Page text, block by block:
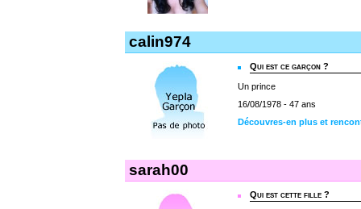
calin974
Qui est ce garçon ?
Un prince
16/08/1978 - 47 ans
Découvres-en plus et
sarah00
Qui est cette fille ?